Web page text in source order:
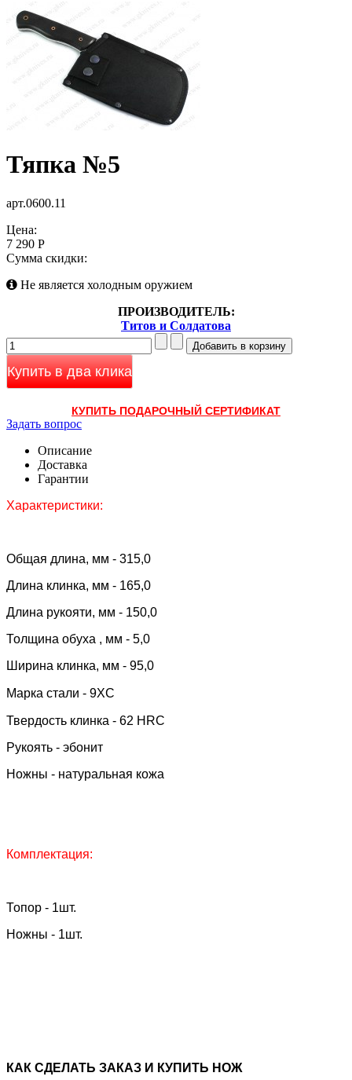
Тяпка №5
арт.0600.11
Цена:
7 290 Р
Сумма скидки:
Не является холодным оружием
ПРОИЗВОДИТЕЛЬ:
Титов и Солдатова
Купить в два клика
КУПИТЬ ПОДАРОЧНЫЙ СЕРТИФИКАТ
Задать вопрос
Описание
Доставка
Гарантии
Характеристики:
Общая длина, мм - 315,0
Длина клинка, мм - 165,0
Длина рукояти, мм - 150,0
Толщина обуха , мм - 5,0
Ширина клинка, мм - 95,0
Марка стали - 9XC
Твердость клинка - 62 HRC
Рукоять - эбонит
Ножны - натуральная кожа
Комплектация:
Топор - 1шт.
Ножны - 1шт.
КАК CДЕЛАТЬ ЗАКАЗ И КУПИТЬ НОЖ